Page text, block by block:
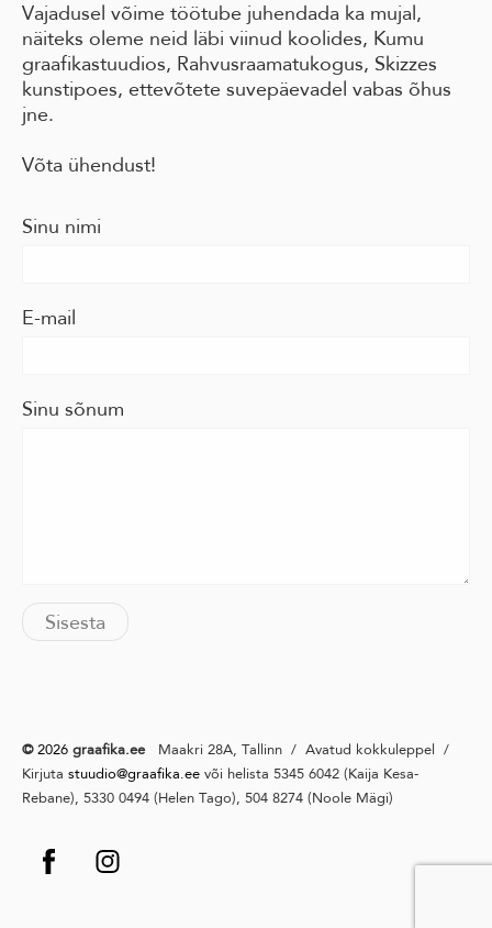
Vajadusel võime töötube juhendada ka mujal,
näiteks oleme neid läbi viinud koolides, Kumu
graafikastuudios, Rahvusraamatukogus, Skizzes
kunstipoes, ettevõtete suvepäevadel vabas õhus
jne.
Võta ühendust!
Sinu nimi
E-mail
Sinu sõnum
©2026 graafika.eeMaakri 28A, Tallinn / Avatud kokkuleppel /
Kirjuta stuudio@graafika.ee või helista 5345 6042 (Kaija Kesa-
Rebane), 5330 0494 (Helen Tago), 504 8274 (Noole Mägi)